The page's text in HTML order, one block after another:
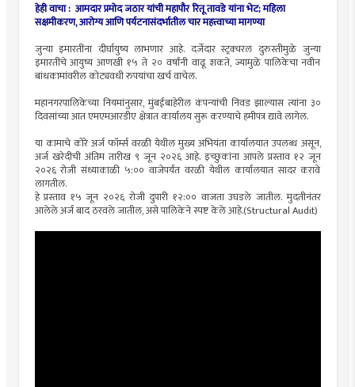
हेही वाचा : आमदार प्रमोद जठार यांची महापौर रितू तावडे यांना भेट; महिला
सक्षमीकरण, आरोग्य आणि पर्यटनासंदर्भातील चार महत्त्वाच्या मागण्या
जुन्या इमारतींना ​दीर्घायुष्य लाभणार आहे. दर्जेदार स्ट्रक्चरल दुरुस्तीमुळे जुन्या
इमारतींचे आयुष्य आणखी १५ ते २० वर्षांनी वाढू शकते, ज्यामुळे पालिकेचा नवीन
बांधकामांवरील कोट्यवधी रुपयांचा खर्च वाचेल.
​महानगरपालिकेच्या नियमांनुसार, मुंबईबाहेरील कंपन्यांची निवड झाल्यास त्यांना ३०
दिवसांच्या आत एमएमआरडीए क्षेत्रात कार्यालय सुरू करण्याचे हमीपत्र द्यावे लागेल.
​या कामाचे कोरे अर्ज फॉर्म्स वरळी येथील मुख्य अभियंता कार्यालयात उपलब्ध असून,
अर्ज खरेदीची अंतिम तारीख ९ जून २०२६ आहे. इच्छुकांना आपले प्रस्ताव १२ जून
२०२६ रोजी संध्याकाळी ५:०० वाजेपर्यंत वरळी येथील कार्यालयात सादर करावे
लागतील.
हे प्रस्ताव १५ जून २०२६ रोजी दुपारी १२:०० वाजता उघडले जातील. मुदतीनंतर
आलेले अर्ज बाद ठरवले जातील, असे पालिकेने स्पष्ट केले आहे.(Structural Audit)